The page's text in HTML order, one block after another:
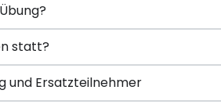
statt?
und Ersatzteilnehmer